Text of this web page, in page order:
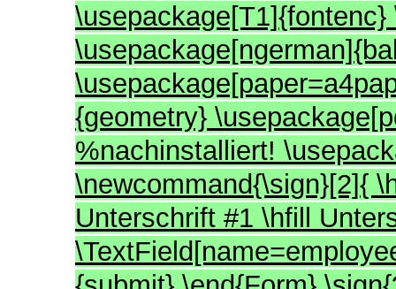
{geometry}
%nachinstalliert!
\newcommand{\sign}[2]{
Unterschrift #1 \hfill